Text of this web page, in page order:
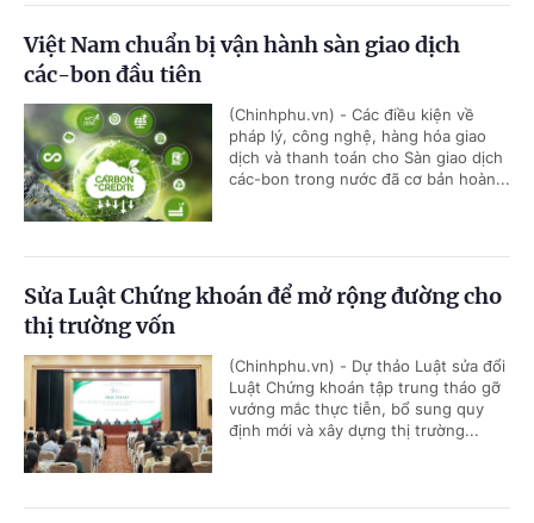
Việt Nam chuẩn bị vận hành sàn giao dịch
các-bon đầu tiên
(Chinhphu.vn) - Các điều kiện về
pháp lý, công nghệ, hàng hóa giao
dịch và thanh toán cho Sàn giao dịch
các-bon trong nước đã cơ bản hoàn...
Sửa Luật Chứng khoán để mở rộng đường cho
thị trường vốn
(Chinhphu.vn) - Dự thảo Luật sửa đổi
Luật Chứng khoán tập trung tháo gỡ
vướng mắc thực tiễn, bổ sung quy
định mới và xây dựng thị trường...